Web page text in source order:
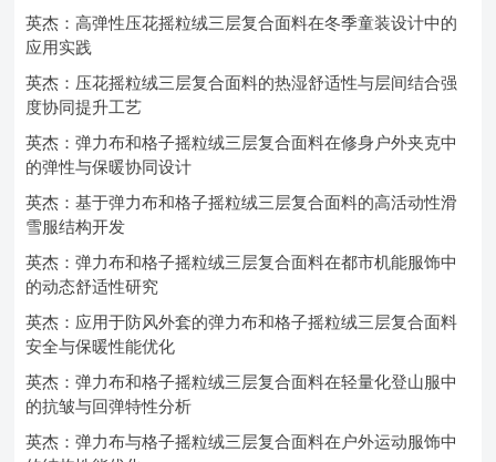
英杰：高弹性压花摇粒绒三层复合面料在冬季童装设计中的
应用实践
英杰：压花摇粒绒三层复合面料的热湿舒适性与层间结合强
度协同提升工艺
英杰：弹力布和格子摇粒绒三层复合面料在修身户外夹克中
的弹性与保暖协同设计
英杰：基于弹力布和格子摇粒绒三层复合面料的高活动性滑
雪服结构开发
英杰：弹力布和格子摇粒绒三层复合面料在都市机能服饰中
的动态舒适性研究
英杰：应用于防风外套的弹力布和格子摇粒绒三层复合面料
安全与保暖性能优化
英杰：弹力布和格子摇粒绒三层复合面料在轻量化登山服中
的抗皱与回弹特性分析
英杰：弹力布与格子摇粒绒三层复合面料在户外运动服饰中